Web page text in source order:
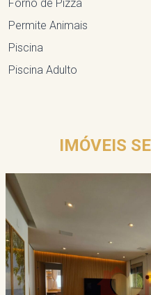
Forno de Pizza
Permite Animais
Piscina
Piscina Adulto
IMÓVEIS